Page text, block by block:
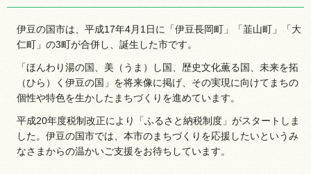
伊豆の国市は、平成17年4月1日に「伊豆長岡町」「韮山町」「大
仁町」の3町が合併し、誕生した市です。
「ほんわり湯の国、美（うま）し国、歴史文化薫る国、未来を拓
（ひら）く伊豆の国」を将来像に掲げ、その実現に向けてまちの
個性や特色を生かしたまちづくりを進めています。
平成20年度税制改正により「ふるさと納税制度」がスタートしま
した。伊豆の国市では、本市のまちづくりを応援したいというみ
なさまからの温かいご支援をお待ちしています。